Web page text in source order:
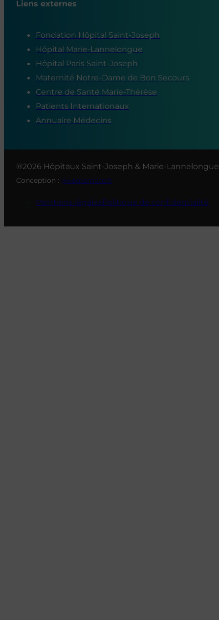
Liens externes
Fondation Hôpital Saint-Joseph
Hôpital Marie-Lannelongue
Hôpital Paris Saint-Joseph
Maternité Notre-Dame de Bon Secours
Centre de Santé Marie-Thérèse
Patients Internationaux
Annuaire Médecins
®2026 Hôpitaux Saint-Joseph & Marie-Lannelongue
Conception : givememore.fr
Mentions légalesPolitique de confidentialité